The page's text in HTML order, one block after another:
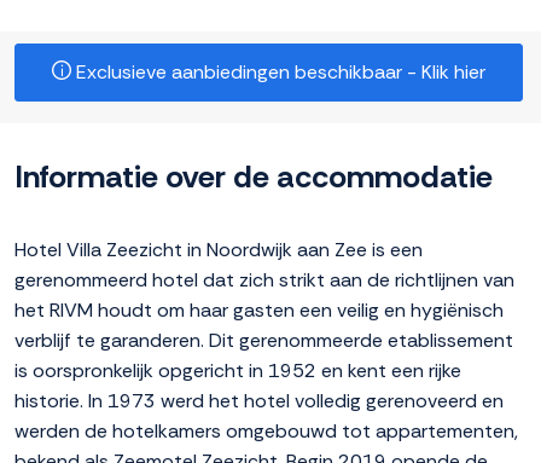
Exclusieve aanbiedingen beschikbaar - Klik hier
Informatie over de accommodatie
Hotel Villa Zeezicht in Noordwijk aan Zee is een
gerenommeerd hotel dat zich strikt aan de richtlijnen van
het RIVM houdt om haar gasten een veilig en hygiënisch
verblijf te garanderen. Dit gerenommeerde etablissement
is oorspronkelijk opgericht in 1952 en kent een rijke
historie. In 1973 werd het hotel volledig gerenoveerd en
werden de hotelkamers omgebouwd tot appartementen,